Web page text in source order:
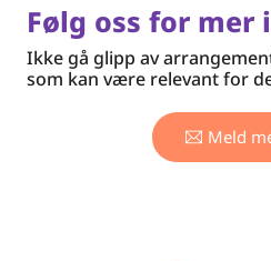
Følg oss for mer
Ikke gå glipp av
som kan være relevant for
Meld